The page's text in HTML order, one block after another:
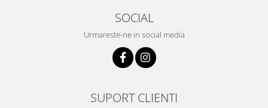
SOCIAL
Urmareste-ne in social media
SUPORT CLIENTI